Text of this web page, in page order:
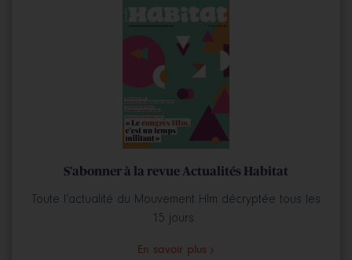
S'abonner à la revue Actualités Habitat
Toute l’actualité du Mouvement Hlm décryptée tous les
15 jours.
En savoir plus